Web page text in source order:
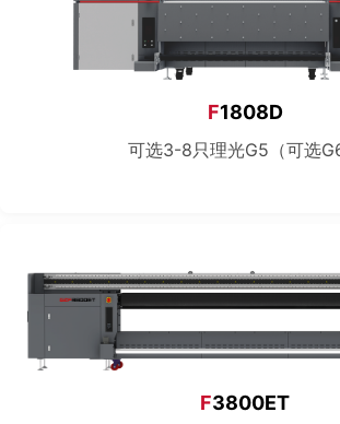
F1808D
可选3-8只理光G5（可选G6
F3800ET